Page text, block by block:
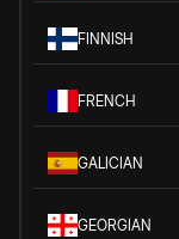
FINNISH
FRENCH
GALICIAN
GEORGIAN